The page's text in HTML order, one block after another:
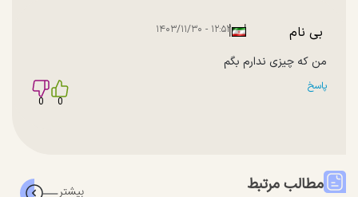
بی نام |
|۱۲:۵۲ - ۱۴۰۳/۱۱/۳۰
من که چیزی ندارم بگم
پاسخ
0
0
مطالب مرتبط